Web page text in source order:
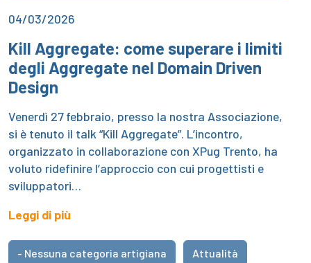
04/03/2026
Kill Aggregate: come superare i limiti
degli Aggregate nel Domain Driven
Design
Venerdì 27 febbraio, presso la nostra Associazione,
si è tenuto il talk “Kill Aggregate”. L’incontro,
organizzato in collaborazione con XPug Trento, ha
voluto ridefinire l’approccio con cui progettisti e
sviluppatori…
Leggi di più
- Nessuna categoria artigiana Attualità